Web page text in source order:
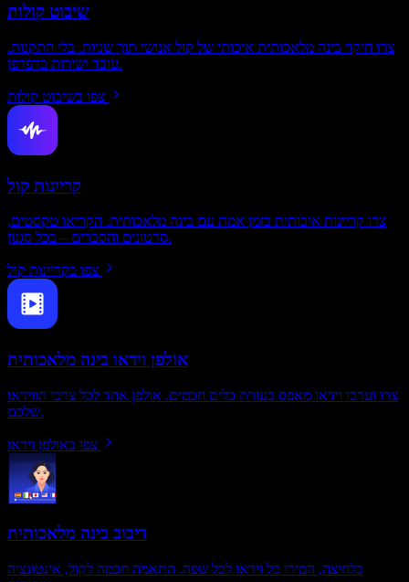
שיבוט קולות
צרו חיקוי בינה מלאכותית איכותי של קול אנושי תוך שניות. בלי התקנות.
עובד ישירות בדפדפן.
צפו בשיבוט קולות
קריינות קול
צרו קריינות איכותית בזמן אמת עם בינה מלאכותית. הקריאו טקסטים,
סרטונים והסברים – בכל סגנון.
צפו בקריינות קול
אולפן וידאו בינה מלאכותית
צרו וערכו וידאו מאפס בעזרת כלים חכמים. אולפן אחד לכל צרכי הווידאו
שלכם.
צפו באולפן וידאו
דיבוב בינה מלאכותית
בלחיצה, המירו כל וידאו לכל שפה. התאמה חכמה לקול, אינטונציה